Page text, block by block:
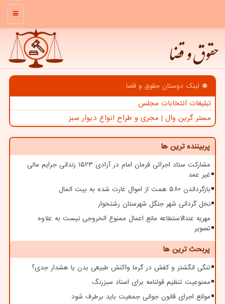
منو
حقوق و قضا
لینک دوستان حقوق و قضا
تبلیغات انتخابات مجلس
مستر گرین وال | مجری و طراح انواع دیوار سبز
پربیننده ترین ها
مشارکت ستاد اجرائی فرمان امام در آزادی ۱۵۲۳ زندانی جرایم مالی
غیر عمد
بازگرداندن ۵۸۰ همت از اموال غارت شده به بیت المال
نخل گردانی شهر جنگل شهرستان رشتخوار
مهریه عندالاستطاعه مانع اعمال ممنوع الخروجی نیست به علاوه
تصویر
پربحث ترین ها
تنگی انگشتر و کفش در گرما واکنش طبیعی بدن یا هشدار جدی؟
ممنوعیت تنظیم قولنامه برای اسناد سبزرنگ
موانع اجرای قانون جوانی جمعیت باید برطرف شود